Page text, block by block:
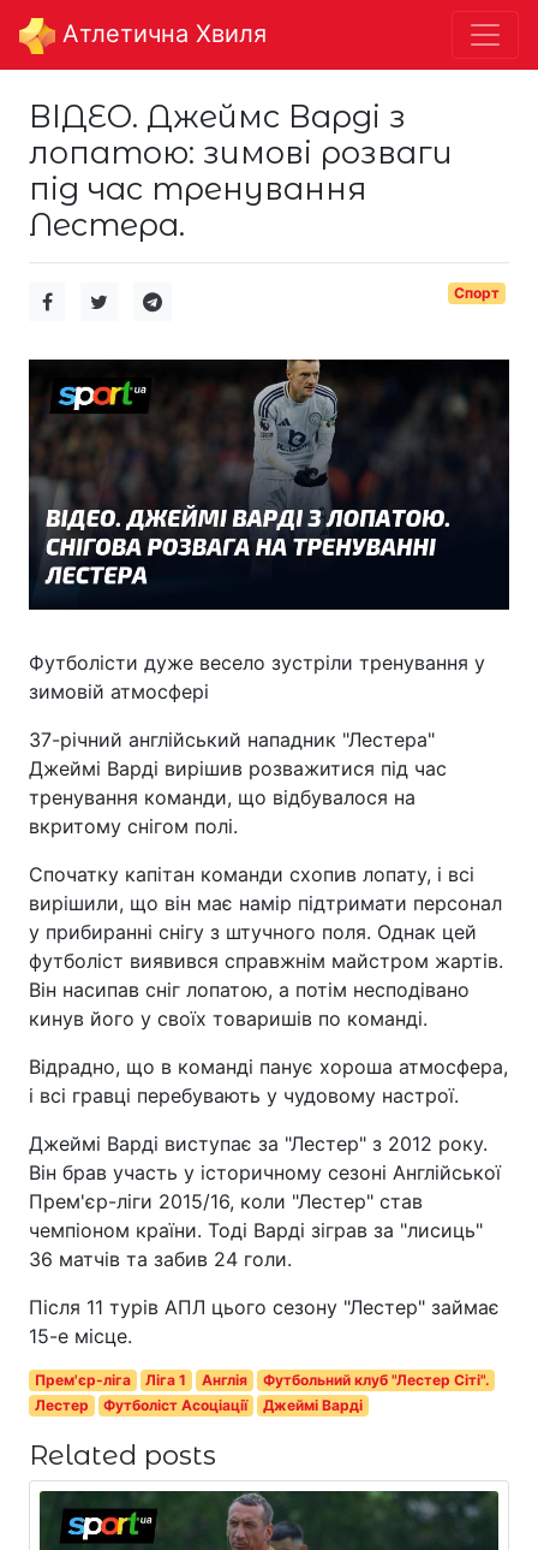
Aтлетична Хвиля
ВІДЕО. Джеймс Варді з
лопатою: зимові розваги
під час тренування
Лестера.
Спорт
Футболісти дуже весело зустріли тренування у
зимовій атмосфері
37-річний англійський нападник "Лестера"
Джеймі Варді вирішив розважитися під час
тренування команди, що відбувалося на
вкритому снігом полі.
Спочатку капітан команди схопив лопату, і всі
вирішили, що він має намір підтримати персонал
у прибиранні снігу з штучного поля. Однак цей
футболіст виявився справжнім майстром жартів.
Він насипав сніг лопатою, а потім несподівано
кинув його у своїх товаришів по команді.
Відрадно, що в команді панує хороша атмосфера,
і всі гравці перебувають у чудовому настрої.
Джеймі Варді виступає за "Лестер" з 2012 року.
Він брав участь у історичному сезоні Англійської
Прем'єр-ліги 2015/16, коли "Лестер" став
чемпіоном країни. Тоді Варді зіграв за "лисиць"
36 матчів та забив 24 голи.
Після 11 турів АПЛ цього сезону "Лестер" займає
15-е місце.
Прем'єр-ліга Ліга 1 Англія
Футбольний клуб "Лестер Сіті".
Лестер
Футболіст Асоціації Джеймі Варді
Related posts